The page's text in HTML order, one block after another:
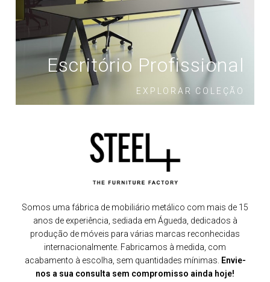
Escritório Profissional
EXPLORAR COLEÇÃO
Somos uma fábrica de mobiliário metálico com mais de 15
anos de experiência, sediada em Águeda, dedicados à
produção de móveis para várias marcas reconhecidas
internacionalmente. Fabricamos à medida, com
acabamento à escolha, sem quantidades mínimas. Envie-
nos a sua consulta sem compromisso ainda hoje!